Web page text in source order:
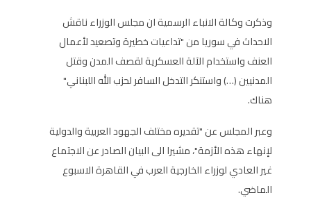
وذكرت وكالة الانباء الرسمية ان مجلس الوزراء ناقش
الاحداث في سوريا من "تداعيات خطيرة وتصعيد لأعمال
العنف واستخدام الآلة العسكرية لقصف المدن وقتل
المدنيين (…) واستنكر التدخل السافر لحزب الله اللبناني"
هناك.
وعبر المجلس عن "تقديره مختلف الجهود العربية والدولية
لإنهاء هذه الأزمة"، مشيرا الى البيان الصادر عن الاجتماع
غير العادي لوزراء الخارجية العرب في القاهرة الاسبوع
الماضي.